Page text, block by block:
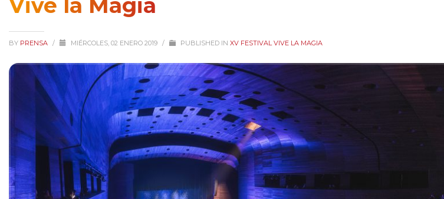
Vive la Magia
BY PRENSA / MIÉRCOLES, 02 ENERO 2019 / PUBLISHED IN XV FESTIVAL VIVE LA MAGIA